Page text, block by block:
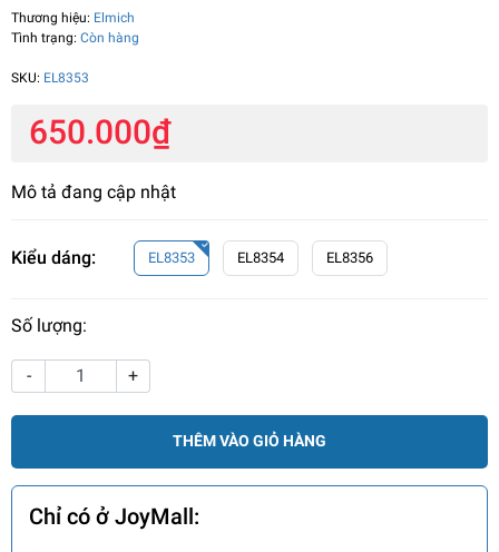
Thương hiệu: Elmich
Tình trạng: Còn hàng
SKU: EL8353
650.000₫
Mô tả đang cập nhật
Kiểu dáng: EL8353 EL8354 EL8356
Số lượng:
- +
THÊM VÀO GIỎ HÀNG
Chỉ có ở JoyMall: